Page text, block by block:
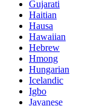
Gujarati
Haitian
Hausa
Hawaiian
Hebrew
Hmong
Hungarian
Icelandic
Igbo
Javanese